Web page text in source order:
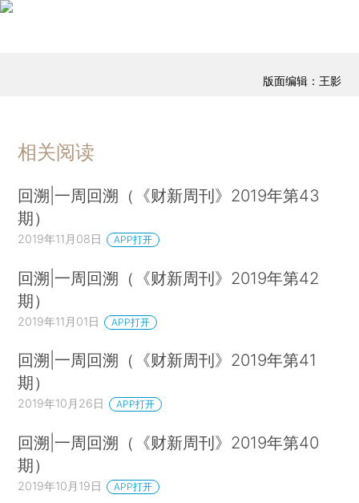
版面编辑：王影
相关阅读
回溯|一周回溯（《财新周刊》2019年第43
期）
2019年11月08日 APP打开
回溯|一周回溯（《财新周刊》2019年第42
期）
2019年11月01日 APP打开
回溯|一周回溯（《财新周刊》2019年第41
期）
2019年10月26日 APP打开
回溯|一周回溯（《财新周刊》2019年第40
期）
2019年10月19日 APP打开